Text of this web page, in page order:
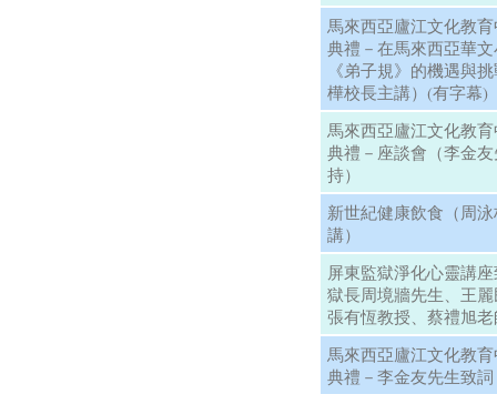
馬來西亞廬江文化教
典禮－在馬來西亞華
《弟子規》的機遇與
樺校長主講）(有字幕)
馬來西亞廬江文化教
典禮－座談會（李金
持）
新世紀健康飲食（周
講）
屏東監獄淨化心靈講
獄長周境牆先生、王
張有恆教授、蔡禮旭
馬來西亞廬江文化教
典禮－李金友先生致詞